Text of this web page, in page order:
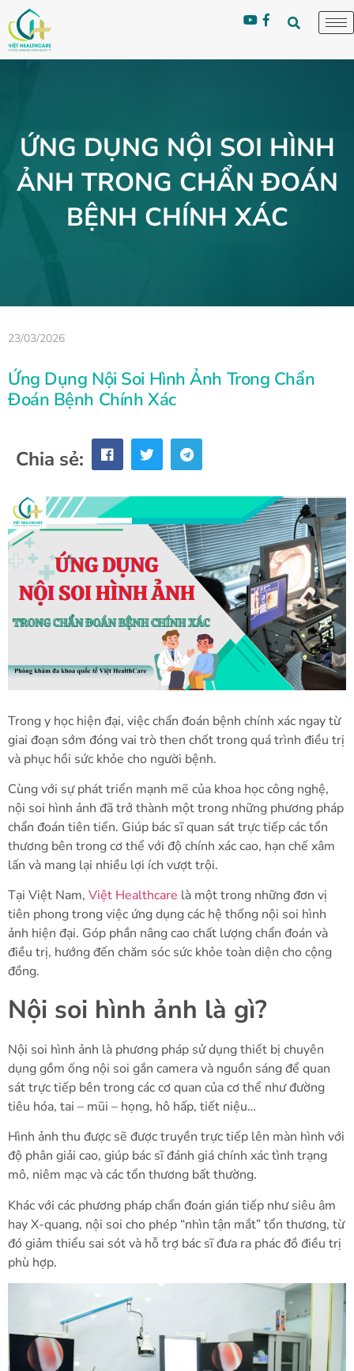
ỨNG DỤNG NỘI SOI HÌNH
ẢNH TRONG CHẨN ĐOÁN
BỆNH CHÍNH XÁC
23/03/2026
Ứng Dụng Nội Soi Hình Ảnh Trong Chẩn
Đoán Bệnh Chính Xác
Chia sẻ:
Trong y học hiện đại, việc chẩn đoán bệnh chính xác ngay từ
giai đoạn sớm đóng vai trò then chốt trong quá trình điều trị
và phục hồi sức khỏe cho người bệnh.
Cùng với sự phát triển mạnh mẽ của khoa học công nghệ,
nội soi hình ảnh đã trở thành một trong những phương pháp
chẩn đoán tiên tiến. Giúp bác sĩ quan sát trực tiếp các tổn
thương bên trong cơ thể với độ chính xác cao, hạn chế xâm
lấn và mang lại nhiều lợi ích vượt trội.
Tại Việt Nam, Việt Healthcare là một trong những đơn vị
tiên phong trong việc ứng dụng các hệ thống nội soi hình
ảnh hiện đại. Góp phần nâng cao chất lượng chẩn đoán và
điều trị, hướng đến chăm sóc sức khỏe toàn diện cho cộng
đồng.
Nội soi hình ảnh là gì?
Nội soi hình ảnh là phương pháp sử dụng thiết bị chuyên
dụng gồm ống nội soi gắn camera và nguồn sáng để quan
sát trực tiếp bên trong các cơ quan của cơ thể như đường
tiêu hóa, tai – mũi – họng, hô hấp, tiết niệu…
Hình ảnh thu được sẽ được truyền trực tiếp lên màn hình với
độ phân giải cao, giúp bác sĩ đánh giá chính xác tình trạng
mô, niêm mạc và các tổn thương bất thường.
Khác với các phương pháp chẩn đoán gián tiếp như siêu âm
hay X-quang, nội soi cho phép “nhìn tận mắt” tổn thương, từ
đó giảm thiểu sai sót và hỗ trợ bác sĩ đưa ra phác đồ điều trị
phù hợp.